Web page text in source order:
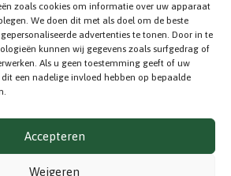
zoals cookies om informatie over uw apparaat
We doen dit met als doel om de beste
advertenties te tonen. Door in te
kunnen wij gegevens zoals surfgedrag of
Als u geen toestemming geeft of uw
een nadelige invloed hebben op bepaalde
Accepteren
Weigeren